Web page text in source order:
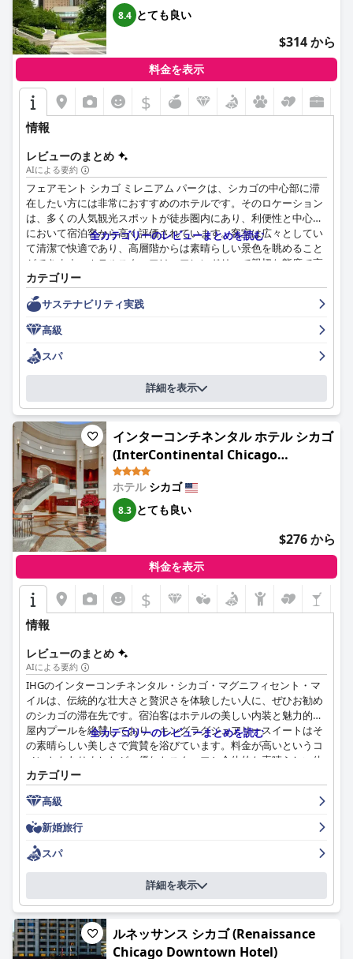
8.4 とても良い
$314 から
料金を表示
$
情報
レビューのまとめ
AIによる要約
フェアモント シカゴ ミレニアム パークは、シカゴの中心部に滞
在したい方には非常におすすめのホテルです。そのロケーション
は、多くの人気観光スポットが徒歩圏内にあり、利便性と中心性
において宿泊客から高く評価されています。客室は広々としてい
て清潔で快適であり、高層階からは素晴らしい景色を眺めること
ができます。ホテルスタッフは、フレンドリーで親切な態度で高
く評価されており、多くの宿泊客が、滞在を特別なものにするた
めに期待以上のサービスを提供してくれた特定のスタッフメンバ
ーについて言及しています。ホテルは清潔さでも評価されていま
すが、いくつかの小さな問題も指摘されています。全体として、
宿泊客は、フェアモント シカゴ ミレニアム パークが高級ホテル
としての期待に応えていると感じています。
全カテゴリーのレビューまとめを読む
カテゴリー
サステナビリティ実践
高級
スパ
詳細を表示
インターコンチネンタル ホテル シカゴ
(InterContinental Chicago
Magnificent Mile by IHG)
ホテル シカゴ
8.3 とても良い
$276 から
料金を表示
$
情報
レビューのまとめ
AIによる要約
IHGのインターコンチネンタル・シカゴ・マグニフィセント・マ
イルは、伝統的な壮大さと贅沢さを体験したい人に、ぜひお勧め
のシカゴの滞在先です。宿泊客はホテルの美しい内装と魅力的な
屋内プールを絶賛しており、キングラグジュアリースイートはそ
の素晴らしい美しさで賞賛を浴びています。料金が高いというコ
メントもありましたが、優れたスタッフと全体的な素晴らしい体
験により、ホテルはそれだけの価値があると宿泊客は述べていま
す。シカゴの中心部での贅沢な滞在に最適なロケーションです。
全カテゴリーのレビューまとめを読む
カテゴリー
高級
新婚旅行
スパ
詳細を表示
ルネッサンス シカゴ (Renaissance
Chicago Downtown Hotel)